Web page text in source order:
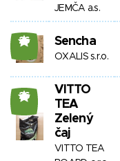
JEMČA a.s.
26 Sencha
OXALIS s.r.o.
26
VITTO
TEA
Zelený
čaj
VITTO TEA